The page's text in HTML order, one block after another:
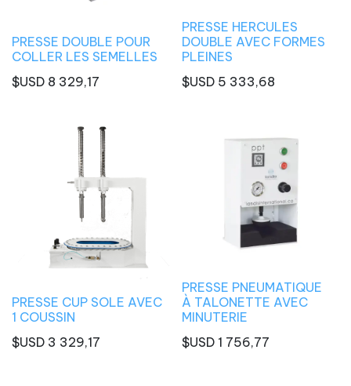
PRESSE DOUBLE POUR
COLLER LES SEMELLES
$USD 8 329,17
PRESSE HERCULES
DOUBLE AVEC FORMES
PLEINES
$USD 5 333,68
PRESSE CUP SOLE AVEC
1 COUSSIN
$USD 3 329,17
PRESSE PNEUMATIQUE
À TALONETTE AVEC
MINUTERIE
$USD 1 756,77